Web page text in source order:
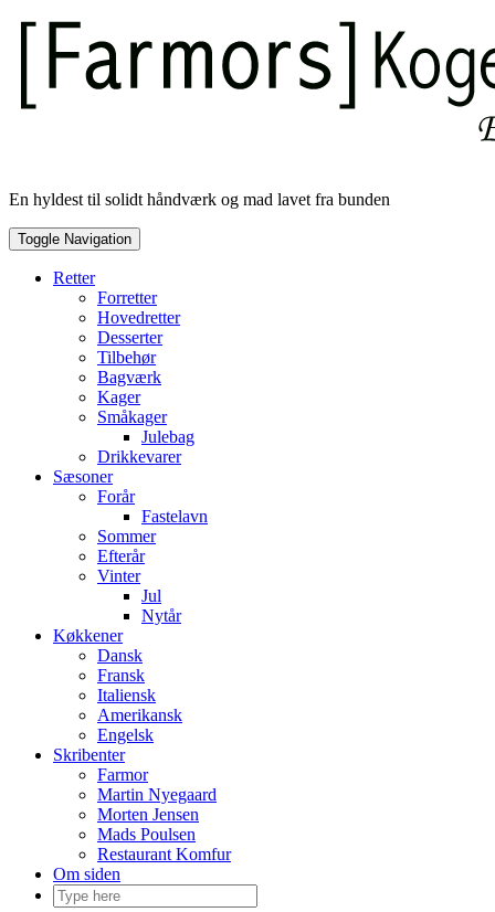
Skip
content
En hyldest til solidt håndværk og mad lavet fra bunden
Toggle Navigation
Retter
Forretter
Hovedretter
Desserter
Tilbehør
Bagværk
Kager
Småkager
Julebag
Drikkevarer
Sæsoner
Forår
Fastelavn
Sommer
Efterår
Vinter
Jul
Nytår
Køkkener
Dansk
Fransk
Italiensk
Amerikansk
Engelsk
Skribenter
Farmor
Martin Nyegaard
Morten Jensen
Mads Poulsen
Restaurant Komfur
Om siden